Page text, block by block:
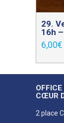
29.
16h
6,00€
CŒUR
2 place